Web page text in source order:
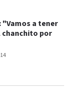
a tener
chanchito por